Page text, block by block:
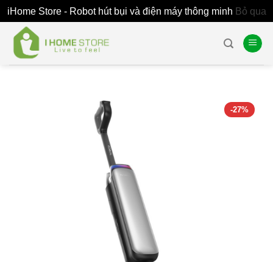
iHome Store - Robot hút bụi và điện máy thông minh Bỏ qua
content
-27%